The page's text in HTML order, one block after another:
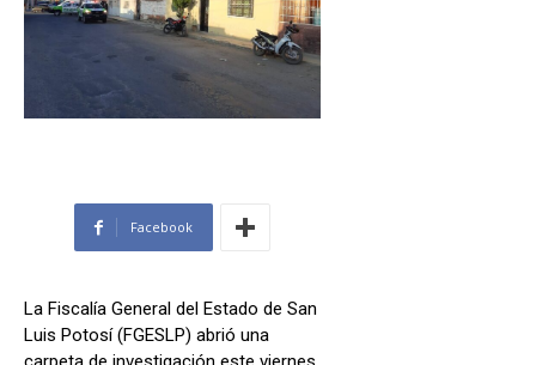
Facebook
La Fiscalía General del Estado de San
Luis Potosí (FGESLP) abrió una